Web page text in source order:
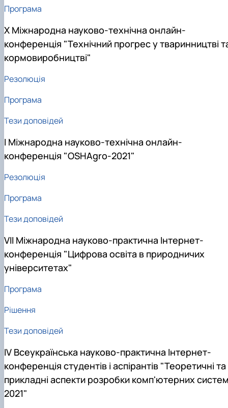
Програма
Х Міжнародна науково-технічна онлайн-
конференція "Технічний прогрес у тваринництві
кормовиробництві"
Резолюція
Програма
Тези доповідей
І Міжнародна науково-технічна онлайн-
конференція "OSHAgro-2021"
Резолюція
Програма
Тези доповідей
VІІ Міжнародна науково-практична Інтернет-
конференція "Цифрова освіта в природничих
університетах"
Програма
Рішення
Тези доповідей
ІV Всеукраїнська науково-практична Інтернет-
конференція студентів і аспірантів "Теоретичні та
прикладні аспекти розробки комп'ютерних
2021"